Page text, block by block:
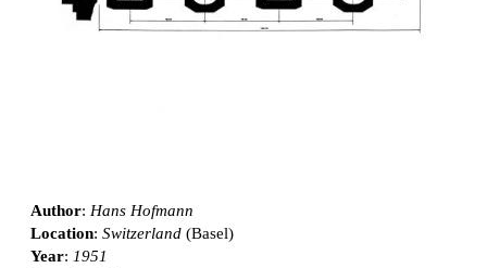
Author: Hans Hofmann
Location: Switzerland (Basel)
Year: 1951